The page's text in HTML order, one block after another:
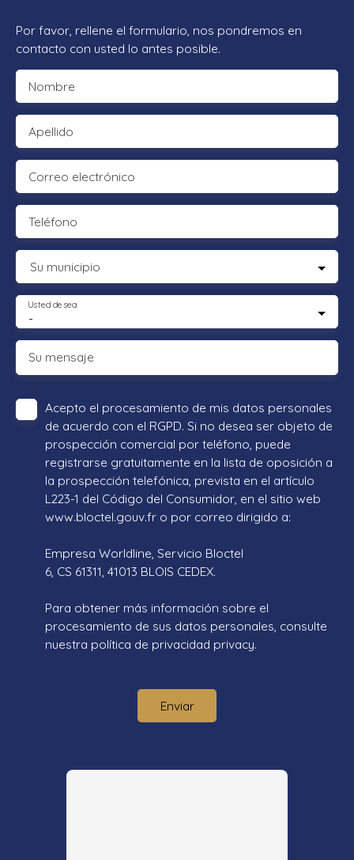
Por favor, rellene el formulario, nos pondremos en
contacto con usted lo antes posible.
Nombre
Apellido
Correo electrónico
Teléfono
Su municipio
-
Usted desea
Su mensaje
Acepto el procesamiento de mis datos personales
de acuerdo con el RGPD. Si no desea ser objeto de
prospección comercial por teléfono, puede
registrarse gratuitamente en la lista de oposición a
la prospección telefónica, prevista en el artículo
L223-1 del Código del Consumidor, en el sitio web
www.bloctel.gouv.fr o por correo dirigido a:
Empresa Worldline, Servicio Bloctel
6, CS 61311, 41013 BLOIS CEDEX.
Para obtener más información sobre el
procesamiento de sus datos personales, consulte
nuestra política de privacidad privacy.
Enviar